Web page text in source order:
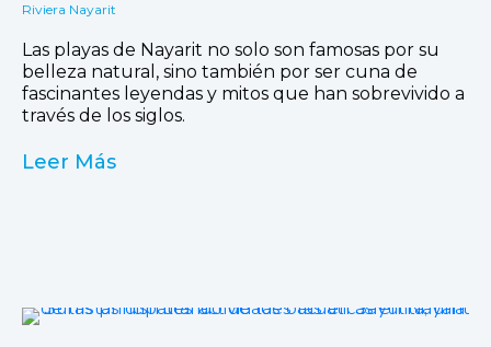
Riviera Nayarit
Las playas de Nayarit no solo son famosas por su
belleza natural, sino también por ser cuna de
fascinantes leyendas y mitos que han sobrevivido a
través de los siglos.
Leer Más